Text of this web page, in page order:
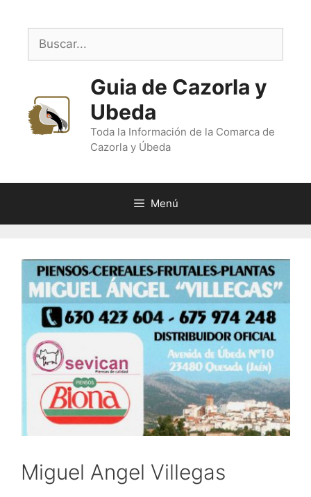
contenido
Buscar:
Guia de Cazorla y
Ubeda
Toda la Información de la Comarca de
Cazorla y Úbeda
Menú
Miguel Angel Villegas